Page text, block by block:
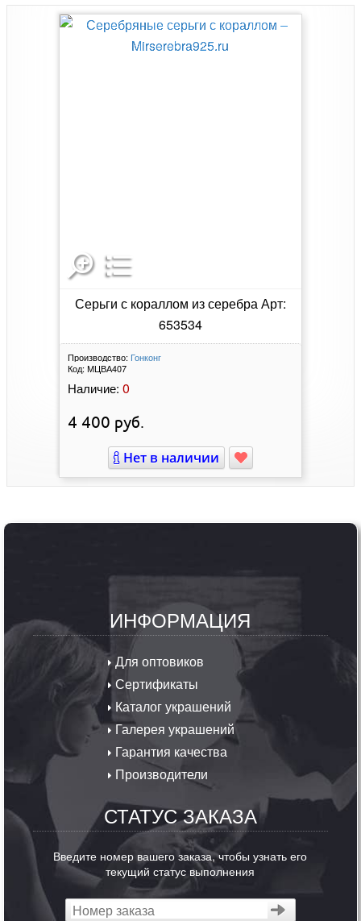
Серьги с кораллом из серебра Арт:
653534
Производство: Гонконг
Код: МЦВА407
Наличие: 0
4 400 руб.
Нет в наличии
ИНФОРМАЦИЯ
Для оптовиков
Сертификаты
Каталог украшений
Галерея украшений
Гарантия качества
Производители
СТАТУС ЗАКАЗА
Введите номер вашего заказа, чтобы узнать его
текущий статус выполнения